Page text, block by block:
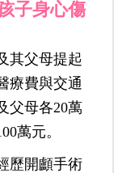
子身心傷
其父母提起
療費與交通
父母各20萬
萬元。
歷開顱手術